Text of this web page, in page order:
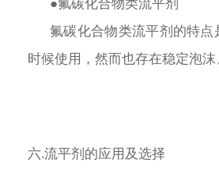
●氟碳化合物类流平剂
氟碳化合物类流平剂的特
时候使用，然而也存在稳定泡
六.流平剂的应用及选择